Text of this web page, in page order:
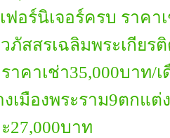
อร์นิเจอร์ครบ ราคา
ภัสสรเฉลิมพระเกียร
คาเช่า35,000บาท/เ
เมืองพระราม9ตกแต่
27,000บาท